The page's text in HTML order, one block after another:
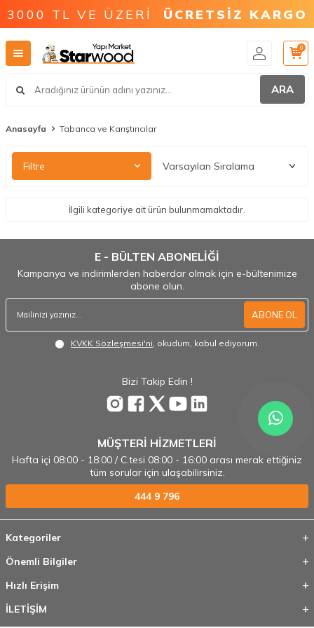
3000 TL VE ÜZERİ ÜCRETSİZ KARGO
ARA
0
Anasayfa Tabanca ve Karıştırıcılar
Filtre
İlgili kategoriye ait ürün bulunmamaktadır.
E - BÜLTEN ABONELİĞİ
Kampanya ve indirimlerden haberdar olmak için e-bültenimize
abone olun.
ABONE OL
KVKK Sözleşmesi'ni, okudum, kabul ediyorum.
Bizi Takip Edin !
MÜŞTERİ HİZMETLERİ
Hafta içi 08:00 - 18:00 / C.tesi 08:00 - 16:00 arası merak ettiğiniz
tüm sorular için ulaşabilirsiniz.
444 9 796
Kategoriler
Önemli Bilgiler
Hızlı Erişim
İLETİŞİM